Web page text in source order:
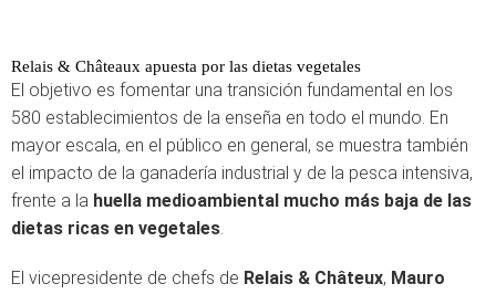
Relais & Châteaux apuesta por las dietas vegetales
El objetivo es fomentar una transición fundamental en los
580 establecimientos de la enseña en todo el mundo. En
mayor escala, en el público en general, se muestra también
el impacto de la ganadería industrial y de la pesca intensiva,
frente a la huella medioambiental mucho más baja de las
dietas ricas en vegetales.
El vicepresidente de chefs de Relais & Châteux, Mauro